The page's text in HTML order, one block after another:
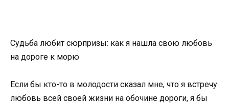
Судьба любит сюрпризы: как я нашла свою любовь
на дороге к морю
Если бы кто-то в молодости сказал мне, что я встречу
любовь всей своей жизни на обочине дороги, я бы